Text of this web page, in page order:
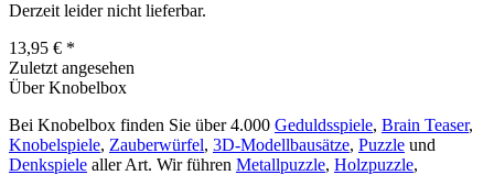
Derzeit leider nicht lieferbar.
13,95 € *
Zuletzt angesehen
Über Knobelbox
Bei Knobelbox finden Sie über 4.000 Geduldsspiele, Brain Teaser,
Knobelspiele, Zauberwürfel, 3D-Modellbausätze, Puzzle und
Denkspiele aller Art. Wir führen Metallpuzzle, Holzpuzzle,